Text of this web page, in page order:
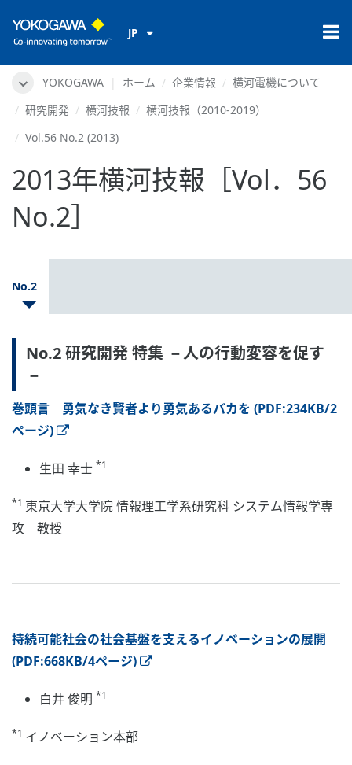
JP
YOKOGAWA ホーム 企業情報
横河電機について
研究開発
横河技報
横河技報（2010-2019）
Vol.56 No.2 (2013)
2013年横河技報［Vol．56
No.2］
No.2
No.2 研究開発 特集 －人の行動変容を促す
－
巻頭言 勇気なき賢者より勇気あるバカを (PDF:234KB/2
ページ)
生田 幸士 *1
*1 東京大学大学院 情報理工学系研究科 システム情報学専
攻 教授
持続可能社会の社会基盤を支えるイノベーションの展開
(PDF:668KB/4ページ)
白井 俊明 *1
*1 イノベーション本部